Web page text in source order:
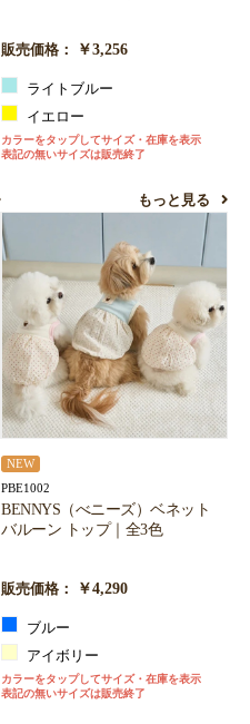
販売価格： ￥3,256
ライトブルー
イエロー
カラーをタップしてサイズ・在庫を表示
表記の無いサイズは販売終了
もっと見る
NEW
PBE1002
BENNYS（べニーズ）ベネット
バルーン トップ｜全3色
販売価格： ￥4,290
ブルー
アイボリー
カラーをタップしてサイズ・在庫を表示
表記の無いサイズは販売終了